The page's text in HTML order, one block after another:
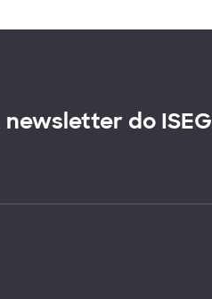
do ISEG